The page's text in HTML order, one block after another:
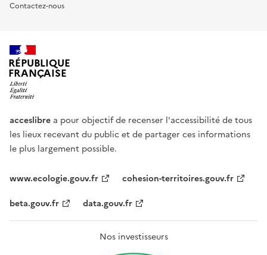
Contactez-nous
RÉPUBLIQUE
FRANÇAISE
acceslibre a pour objectif de recenser l'accessibilité de tous
les lieux recevant du public et de partager ces informations
le plus largement possible.
www.ecologie.gouv.fr
cohesion-territoires.gouv.fr
beta.gouv.fr
data.gouv.fr
Nos investisseurs